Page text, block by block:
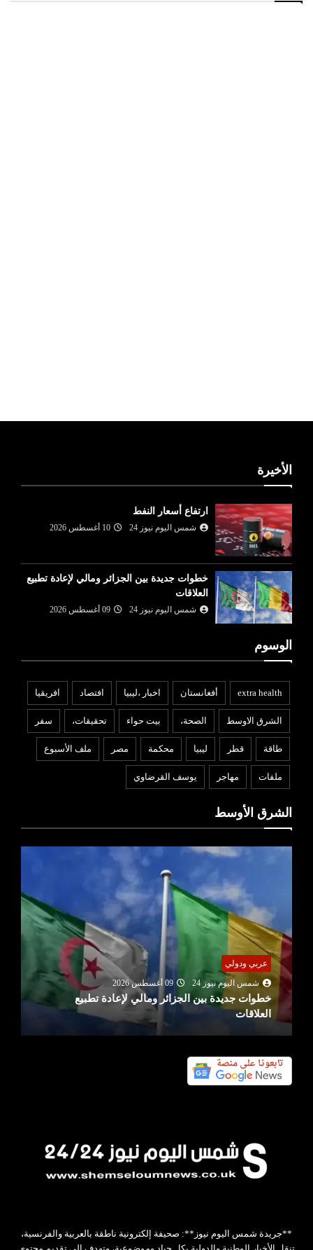
الأخيرة
ارتفاع أسعار النفط
شمس اليوم نيوز 24 10 أغسطس 2026
خطوات جديدة بين الجزائر ومالي لإعادة تطبيع
العلاقات
شمس اليوم نيوز 24 09 أغسطس 2026
الوسوم
extra health أفغانستان اخبار ،ليبيا افتصاد افريقيا
الشرق الاوسط الصحة، بيت حواء تحقيقات، سفر
طاقة قطر ليبيا محكمة مصر ملف الأسبوع
ملفات مهاجر يوسف القرضاوي
الشرق الأوسط
عربي ودولي
شمس اليوم نيوز 24
09 أغسطس 2026
خطوات جديدة بين الجزائر ومالي لإعادة تطبيع
العلاقات
**جريدة شمس اليوم نيوز**: صحيفة إلكترونية ناطقة بالعربية والفرنسية،